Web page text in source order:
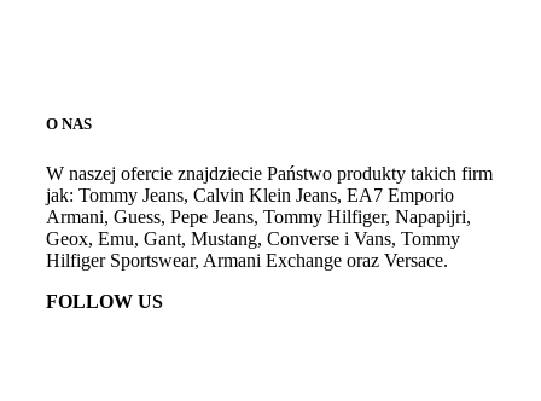
O NAS
W naszej ofercie znajdziecie Państwo produkty takich firm
jak: Tommy Jeans, Calvin Klein Jeans, EA7 Emporio
Armani, Guess, Pepe Jeans, Tommy Hilfiger, Napapijri,
Geox, Emu, Gant, Mustang, Converse i Vans, Tommy
Hilfiger Sportswear, Armani Exchange oraz Versace.
FOLLOW US